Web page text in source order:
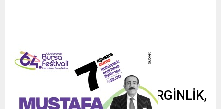
“GEMLİK’TE HER GÜN GERGİNLİK,